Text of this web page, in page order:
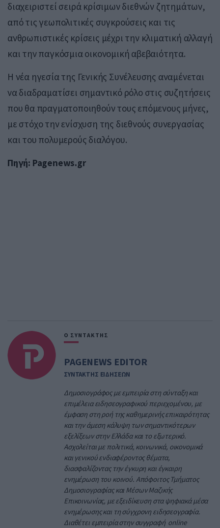
διαχειριστεί σειρά κρίσιμων διεθνών ζητημάτων,
από τις γεωπολιτικές συγκρούσεις και τις
ανθρωπιστικές κρίσεις μέχρι την κλιματική αλλαγή
και την παγκόσμια οικονομική αβεβαιότητα.
Η νέα ηγεσία της Γενικής Συνέλευσης αναμένεται
να διαδραματίσει σημαντικό ρόλο στις συζητήσεις
που θα πραγματοποιηθούν τους επόμενους μήνες,
με στόχο την ενίσχυση της διεθνούς συνεργασίας
και του πολυμερούς διαλόγου.
Πηγή: Pagenews.gr
Ο ΣΥΝΤΑΚΤΗΣ
PAGENEWS EDITOR
ΣΥΝΤΑΚΤΗΣ ΕΙΔΗΣΕΩΝ
Δημοσιογράφος με εμπειρία στη σύνταξη και
επιμέλεια ειδησεογραφικού περιεχομένου, με
έμφαση στη ροή της καθημερινής επικαιρότητας
και την άμεση κάλυψη των σημαντικότερων
εξελίξεων στην Ελλάδα και το εξωτερικό.
Ασχολείται με πολιτικά, κοινωνικά, οικονομικά
και γενικού ενδιαφέροντος θέματα,
διασφαλίζοντας την έγκυρη και έγκαιρη
ενημέρωση του κοινού. Απόφοιτος Τμήματος
Δημοσιογραφίας και Μέσων Μαζικής
Επικοινωνίας, με εξειδίκευση στα ψηφιακά μέσα
ενημέρωσης και τη σύγχρονη ειδησεογραφία.
Διαθέτει εμπειρία στην συγγραφή online